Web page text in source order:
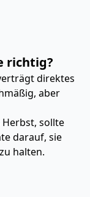
richtig?
direktes
aber
sollte
darauf, sie
halten.